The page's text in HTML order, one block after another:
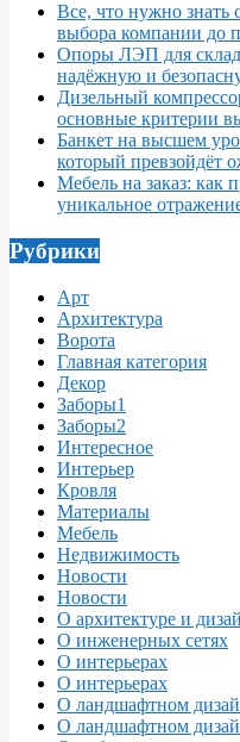
Все, что нужно знать
выбора компании до
Опоры ЛЭП для
надёжную и
Дизельный
основные критерии
Банкет на высшем
который превзойдёт
Мебель на заказ: как
уникальное
Рубрики
Арт
Архитектура
Ворота
Главная категория
Декор
Заборы1
Заборы2
Интересное
Интерьер
Кровля
Материалы
Мебель
Недвижимость
Новости
Новости
О архитектуре и
О инженерных сетях
О интерьерах
О интерьерах
О ландшафтном
О ландшафтном